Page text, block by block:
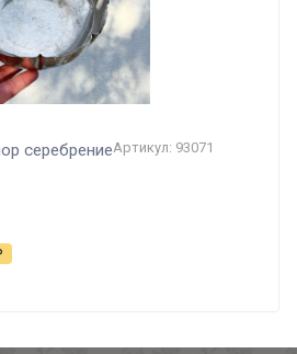
серебрениеАртикул: 93071